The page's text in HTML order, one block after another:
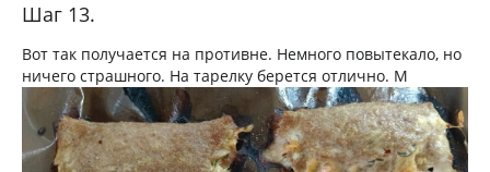
Шаг 13.
Вот так получается на противне. Немного повытекало, но
ничего страшного. На тарелку берется отлично. М